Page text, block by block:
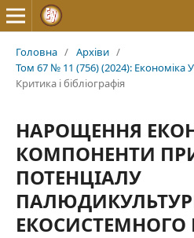
Головна / Архіви /
Том 67 № 11 (756) (2024): Економіка
Критика і бібліографія
НАРОЩЕННЯ
КОМПОНЕНТИ
ПОТЕНЦІАЛУ
ЕКОСИСТЕМНОГО